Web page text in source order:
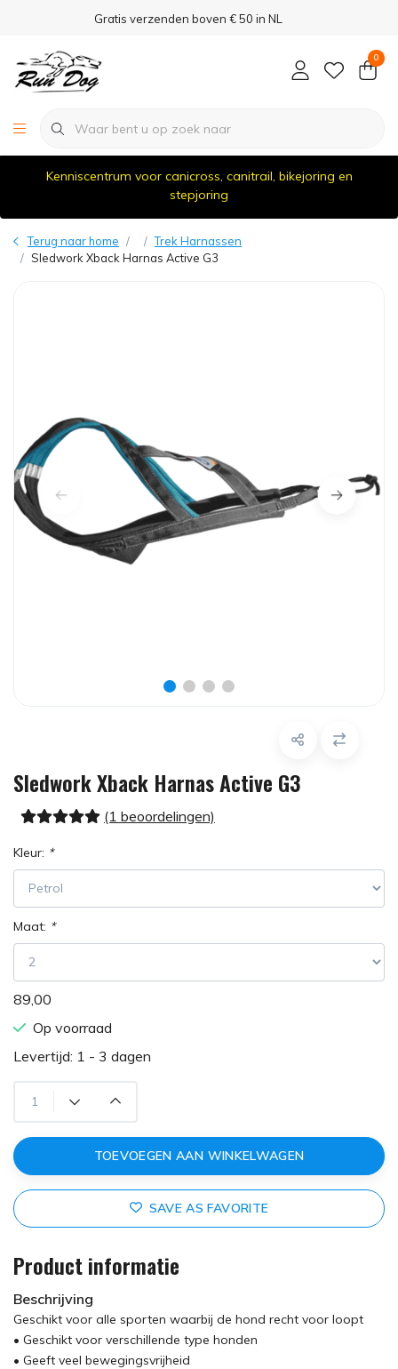
Gratis verzenden boven € 50 in NL
0
Kenniscentrum voor canicross, canitrail, bikejoring en
stepjoring
Terug naar home
Trek Harnassen
Sledwork Xback Harnas Active G3
Sledwork Xback Harnas Active G3
(1 beoordelingen)
Kleur: *
Maat: *
89,00
Op voorraad
Levertijd: 1 - 3 dagen
TOEVOEGEN AAN WINKELWAGEN
SAVE AS FAVORITE
Product informatie
Beschrijving
Geschikt voor alle sporten waarbij de hond recht voor loopt
• Geschikt voor verschillende type honden
• Geeft veel bewegingsvrijheid